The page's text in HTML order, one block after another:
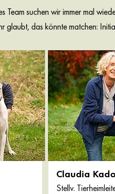
Team suchen wir immer mal
glaubt, das könnte matchen:
Claudia
Stellv.